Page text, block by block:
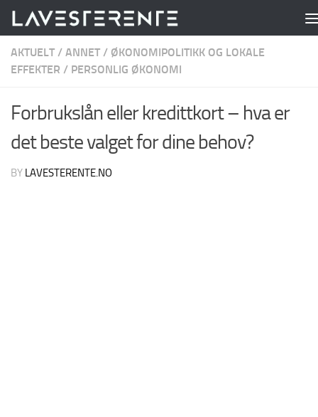
Skip to content
AKTUELT / ANNET / ØKONOMIPOLITIKK OG LOKALE
EFFEKTER / PERSONLIG ØKONOMI
Forbrukslån eller kredittkort – hva er
det beste valget for dine behov?
BY LAVESTERENTE.NO